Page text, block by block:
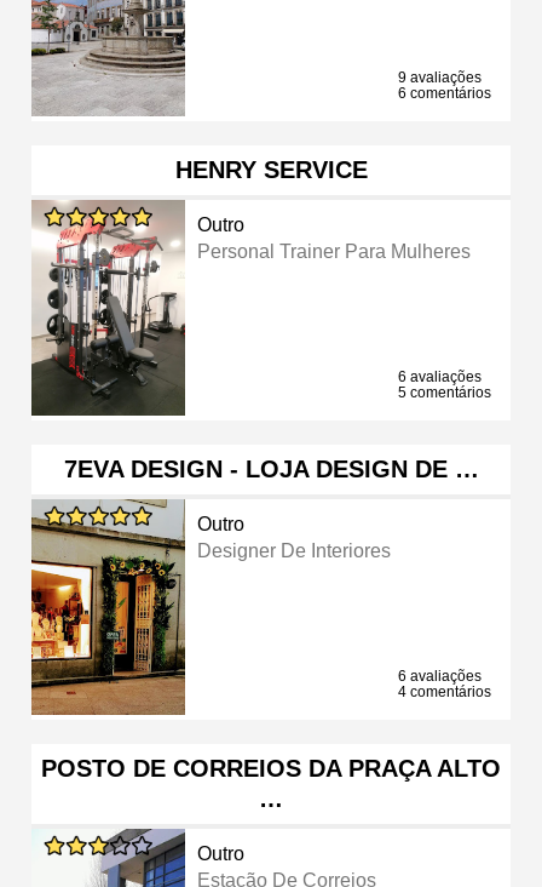
9 avaliações
6 comentários
HENRY SERVICE
Outro
Personal Trainer Para Mulheres
6 avaliações
5 comentários
7EVA DESIGN - LOJA DESIGN DE …
Outro
Designer De Interiores
6 avaliações
4 comentários
POSTO DE CORREIOS DA PRAÇA ALTO
…
Outro
Estação De Correios